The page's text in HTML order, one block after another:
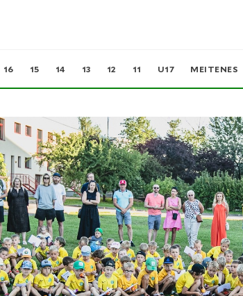
16 15 14 13 12 11 U17 MEITENES